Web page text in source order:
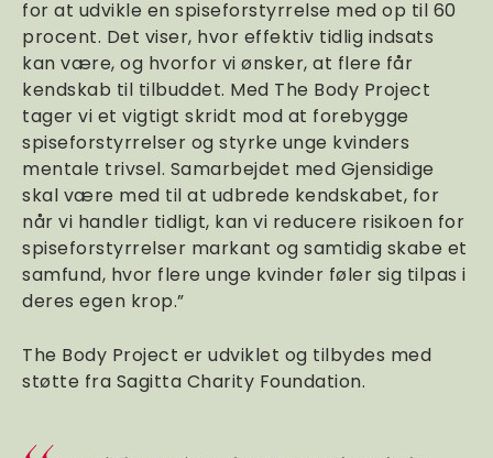
for at udvikle en spiseforstyrrelse med op til 60
procent. Det viser, hvor effektiv tidlig indsats
kan være, og hvorfor vi ønsker, at flere får
kendskab til tilbuddet. Med The Body Project
tager vi et vigtigt skridt mod at forebygge
spiseforstyrrelser og styrke unge kvinders
mentale trivsel. Samarbejdet med Gjensidige
skal være med til at udbrede kendskabet, for
når vi handler tidligt, kan vi reducere risikoen for
spiseforstyrrelser markant og samtidig skabe et
samfund, hvor flere unge kvinder føler sig tilpas i
deres egen krop.”
The Body Project er udviklet og tilbydes med
støtte fra Sagitta Charity Foundation.